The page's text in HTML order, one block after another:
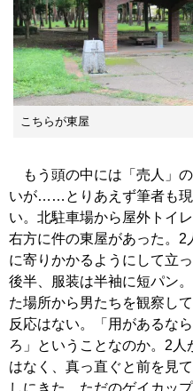
こちらが東屋
もう頭の中には「売人」
いが……とりあえず筆者も現
い。北駐車場から屋外トイ
右方に件の東屋があった。2
に寄りかかるようにして立
後半、服装は半袖に短パン
た場所から男たちを観察し
反応はない。「用があるな
ろ」ということなのか。2人
はなく、真っ直ぐと前を見
しにきた、ただのゲイカッ